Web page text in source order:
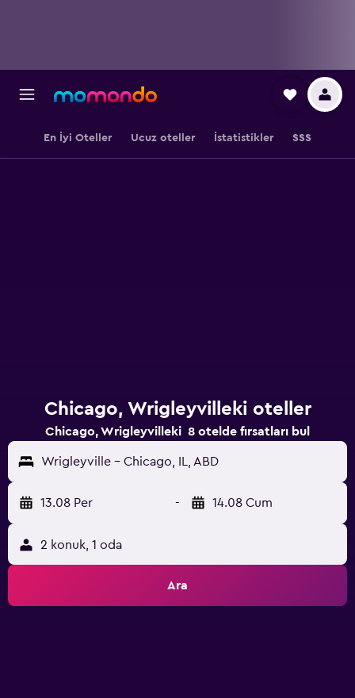
En İyi Oteller Ucuz oteller İstatistikler SSS
Chicago, Wrigleyvilleki oteller
Chicago, Wrigleyvilleki 8 otelde fırsatları bul
Wrigleyville - Chicago, IL, ABD
13.08 Per - 14.08 Cum
2 konuk, 1 oda
Ara